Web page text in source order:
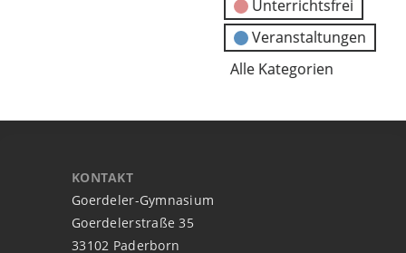
Unterrichtsfrei
Veranstaltungen
Alle Kategorien
KONTAKT
Goerdeler-Gymnasium
Goerdelerstraße 35
33102 Paderborn